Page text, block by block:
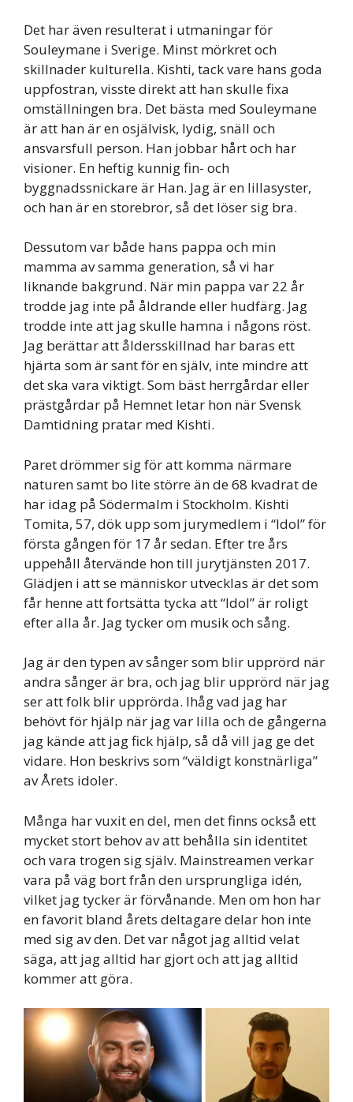
Det har även resulterat i utmaningar för
Souleymane i Sverige. Minst mörkret och
skillnader kulturella. Kishti, tack vare hans goda
uppfostran, visste direkt att han skulle fixa
omställningen bra. Det bästa med Souleymane
är att han är en osjälvisk, lydig, snäll och
ansvarsfull person. Han jobbar hårt och har
visioner. En heftig kunnig fin- och
byggnadssnickare är Han. Jag är en lillasyster,
och han är en storebror, så det löser sig bra.
Dessutom var både hans pappa och min
mamma av samma generation, så vi har
liknande bakgrund. När min pappa var 22 år
trodde jag inte på åldrande eller hudfärg. Jag
trodde inte att jag skulle hamna i någons röst.
Jag berättar att åldersskillnad har baras ett
hjärta som är sant för en själv, inte mindre att
det ska vara viktigt. Som bäst herrgårdar eller
prästgårdar på Hemnet letar hon när Svensk
Damtidning pratar med Kishti.
Paret drömmer sig för att komma närmare
naturen samt bo lite större än de 68 kvadrat de
har idag på Södermalm i Stockholm. Kishti
Tomita, 57, dök upp som jurymedlem i “Idol” för
första gången för 17 år sedan. Efter tre års
uppehåll återvände hon till jurytjänsten 2017.
Glädjen i att se människor utvecklas är det som
får henne att fortsätta tycka att “Idol” är roligt
efter alla år. Jag tycker om musik och sång.
Jag är den typen av sånger som blir upprörd när
andra sånger är bra, och jag blir upprörd när jag
ser att folk blir upprörda. Ihåg vad jag har
behövt för hjälp när jag var lilla och de gångerna
jag kände att jag fick hjälp, så då vill jag ge det
vidare. Hon beskrivs som “väldigt konstnärliga”
av Årets idoler.
Många har vuxit en del, men det finns också ett
mycket stort behov av att behålla sin identitet
och vara trogen sig själv. Mainstreamen verkar
vara på väg bort från den ursprungliga idén,
vilket jag tycker är förvånande. Men om hon har
en favorit bland årets deltagare delar hon inte
med sig av den. Det var något jag alltid velat
säga, att jag alltid har gjort och att jag alltid
kommer att göra.